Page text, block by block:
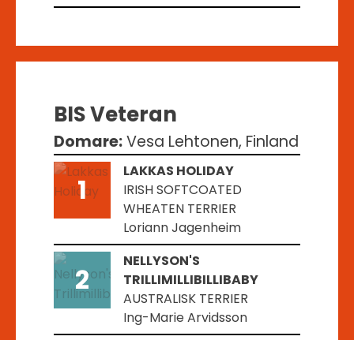
BIS Veteran
Domare:Vesa Lehtonen, Finland
1
LAKKAS HOLIDAY
IRISH SOFTCOATED
WHEATEN TERRIER
Loriann Jagenheim
2
NELLYSON'S
TRILLIMILLIBILLIBABY
AUSTRALISK TERRIER
Ing-Marie Arvidsson